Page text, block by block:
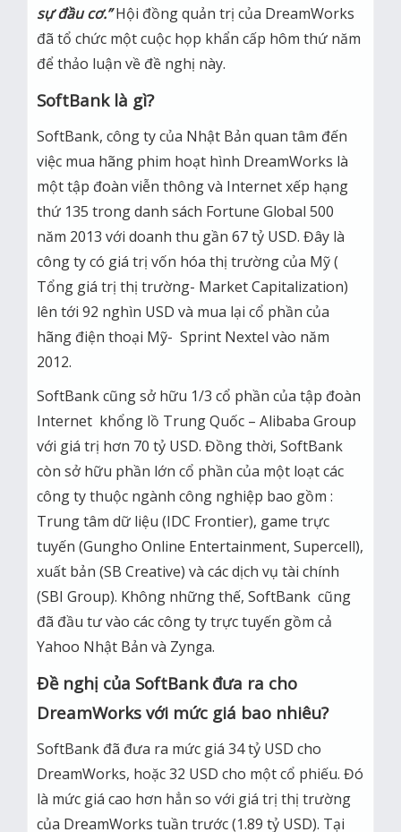
sự đầu cơ.” Hội đồng quản trị của DreamWorks
đã tổ chức một cuộc họp khẩn cấp hôm thứ năm
để thảo luận về đề nghị này.
SoftBank là gì?
SoftBank, công ty của Nhật Bản quan tâm đến
việc mua hãng phim hoạt hình DreamWorks là
một tập đoàn viễn thông và Internet xếp hạng
thứ 135 trong danh sách Fortune Global 500
năm 2013 với doanh thu gần 67 tỷ USD. Đây là
công ty có giá trị vốn hóa thị trường của Mỹ (
Tổng giá trị thị trường- Market Capitalization)
lên tới 92 nghìn USD và mua lại cổ phần của
hãng điện thoại Mỹ- Sprint Nextel vào năm
2012.
SoftBank cũng sở hữu 1/3 cổ phần của tập đoàn
Internet khổng lồ Trung Quốc – Alibaba Group
với giá trị hơn 70 tỷ USD. Đồng thời, SoftBank
còn sở hữu phần lớn cổ phần của một loạt các
công ty thuộc ngành công nghiệp bao gồm :
Trung tâm dữ liệu (IDC Frontier), game trực
tuyến (Gungho Online Entertainment, Supercell),
xuất bản (SB Creative) và các dịch vụ tài chính
(SBI Group). Không những thế, SoftBank cũng
đã đầu tư vào các công ty trực tuyến gồm cả
Yahoo Nhật Bản và Zynga.
Đề nghị của SoftBank đưa ra cho
DreamWorks với mức giá bao nhiêu?
SoftBank đã đưa ra mức giá 34 tỷ USD cho
DreamWorks, hoặc 32 USD cho một cổ phiếu. Đó
là mức giá cao hơn hẳn so với giá trị thị trường
của DreamWorks tuần trước (1.89 tỷ USD). Tại